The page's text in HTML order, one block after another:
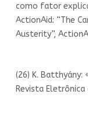
como fator
ActionAid: “The
Austerity”,
(26) K. Batthyány:
Revista